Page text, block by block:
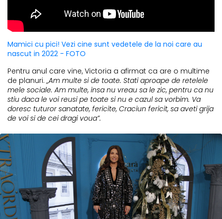
Mamici cu pici! Vezi cine sunt vedetele de la noi care au
nascut in 2022 - FOTO
Pentru anul care vine, Victoria a afirmat ca are o multime
de planuri.„Am multe si de toate. Stati aproape de retelele
mele sociale. Am multe, insa nu vreau sa le zic, pentru ca nu
stiu daca le voi reusi pe toate si nu e cazul sa vorbim. Va
doresc tuturor sanatate, fericite, Craciun fericit, sa aveti grija
de voi si de cei dragi voua”.